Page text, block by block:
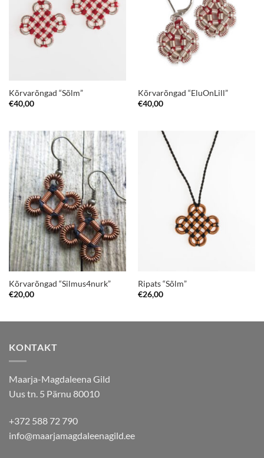
Kõrvarõngad “Sõlm”
€40,00
Kõrvarõngad “EluOnLill”
€40,00
Kõrvarõngad “Silmus4nurk”
€20,00
Ripats “Sõlm”
€26,00
KONTAKT
Maarja-Magdaleena Gild
Uus tn. 5 Pärnu 80010
+372 588 72 790
info@maarjamagdaleenagild.ee